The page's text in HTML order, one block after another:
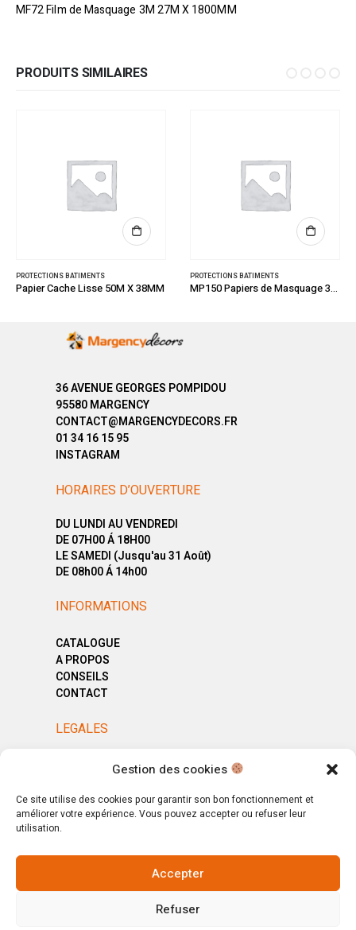
Gestion des cookies
Ce site utilise des cookies pour garantir son bon fonctionnement et
améliorer votre expérience. Vous pouvez accepter ou refuser leur
utilisation.
Accepter
Refuser
MF72 Film de Masquage 3M 27M X 1800MM
PRODUITS SIMILAIRES
50M X 38MM
PROTECTIONS BATIMENTS
MP150 Papiers de Masquage 3M 50M X 150MM DULYFIX
36 AVENUE GEORGES POMPIDOU
95580 MARGENCY
CONTACT@MARGENCYDECORS.FR
01 34 16 15 95
INSTAGRAM
HORAIRES D’OUVERTURE
DU LUNDI AU VENDREDI
DE 07H00 Á 18H00
LE SAMEDI (Jusqu'au 31 Août)
DE 08h00 Á 14h00
INFORMATIONS
CATALOGUE
A PROPOS
CONSEILS
CONTACT
LEGALES
MENTIONS LÉGALES
CGV
© Copyright 2025. All Rights Reserved.